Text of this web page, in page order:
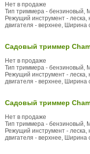
Нет в продаже
Тип триммера - бензиновый,
Режущий инструмент -
двигателя - верхнее,
Садовый триммер
Нет в продаже
Тип триммера - бензиновый,
Режущий инструмент -
двигателя - верхнее,
Садовый триммер
Нет в продаже
Тип триммера - бензиновый,
Режущий инструмент -
двигателя - верхнее,